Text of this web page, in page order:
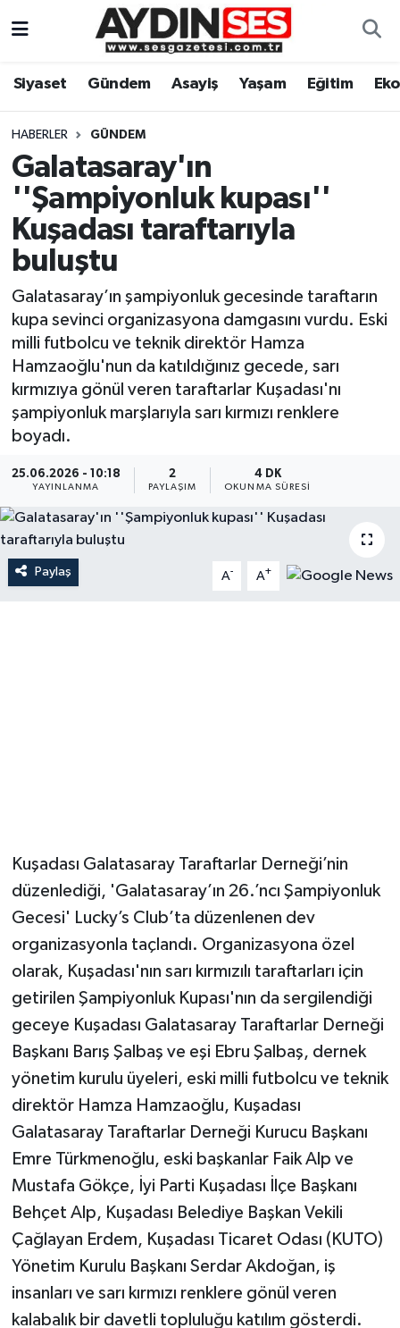
Siyaset Gündem Asayiş Yaşam Eğitim
HABERLER GÜNDEM
Galatasaray'ın
''Şampiyonluk kupası''
Kuşadası taraftarıyla
buluştu
Galatasaray’ın şampiyonluk gecesinde taraftarın
kupa sevinci organizasyona damgasını vurdu. Eski
milli futbolcu ve teknik direktör Hamza
Hamzaoğlu'nun da katıldığınız gecede, sarı
kırmızıya gönül veren taraftarlar Kuşadası'nı
şampiyonluk marşlarıyla sarı kırmızı renklere
boyadı.
25.06.2026 - 10:18
YAYINLANMA
2
PAYLAŞIM
4 DK
OKUNMA SÜRESI
Paylaş A- A+
Kuşadası Galatasaray Taraftarlar Derneği’nin
düzenlediği, 'Galatasaray’ın 26.’ncı Şampiyonluk
Gecesi' Lucky’s Club’ta düzenlenen dev
organizasyonla taçlandı. Organizasyona özel
olarak, Kuşadası'nın sarı kırmızılı taraftarları için
getirilen Şampiyonluk Kupası'nın da sergilendiği
geceye Kuşadası Galatasaray Taraftarlar Derneği
Başkanı Barış Şalbaş ve eşi Ebru Şalbaş, dernek
yönetim kurulu üyeleri, eski milli futbolcu ve teknik
direktör Hamza Hamzaoğlu, Kuşadası
Galatasaray Taraftarlar Derneği Kurucu Başkanı
Emre Türkmenoğlu, eski başkanlar Faik Alp ve
Mustafa Gökçe, İyi Parti Kuşadası İlçe Başkanı
Behçet Alp, Kuşadası Belediye Başkan Vekili
Çağlayan Erdem, Kuşadası Ticaret Odası (KUTO)
Yönetim Kurulu Başkanı Serdar Akdoğan, iş
insanları ve sarı kırmızı renklere gönül veren
kalabalık bir davetli topluluğu katılım gösterdi.
Gündem
Siyaset
Ekonomi
Yaşam
Eğitim
Kültür Sanat
Spor
Aydın Hava Durumu
Aydin Namaz Vakitleri
Aydın Trafik Yoğunluk Haritası
Süper Lig Puan Durumu ve Fikstür
Tüm Manşetler
Son Dakika Haberleri
Haber Arşivi